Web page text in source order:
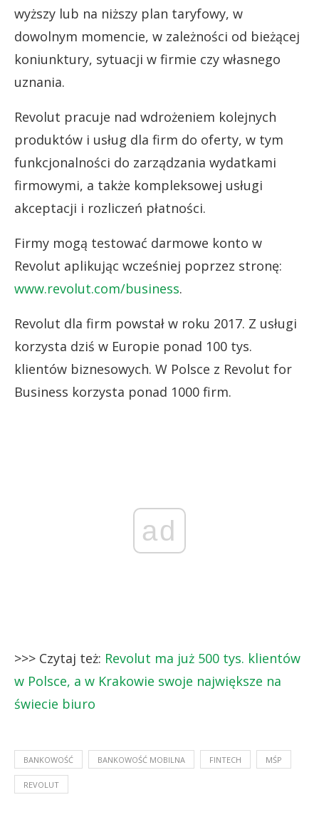
wyższy lub na niższy plan taryfowy, w
dowolnym momencie, w zależności od bieżącej
koniunktury, sytuacji w firmie czy własnego
uznania.
Revolut pracuje nad wdrożeniem kolejnych
produktów i usług dla firm do oferty, w tym
funkcjonalności do zarządzania wydatkami
firmowymi, a także kompleksowej usługi
akceptacji i rozliczeń płatności.
Firmy mogą testować darmowe konto w
Revolut aplikując wcześniej poprzez stronę:
www.revolut.com/business.
Revolut dla firm powstał w roku 2017. Z usługi
korzysta dziś w Europie ponad 100 tys.
klientów biznesowych. W Polsce z Revolut for
Business korzysta ponad 1000 firm.
ad
>>> Czytaj też: Revolut ma już 500 tys. klientów
w Polsce, a w Krakowie swoje największe na
świecie biuro
BANKOWOŚĆ BANKOWOŚĆ MOBILNA FINTECH MŚP
REVOLUT